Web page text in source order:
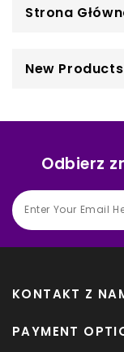
Strona
New Products
Odbierz
KONTAKT Z
PAYMENT